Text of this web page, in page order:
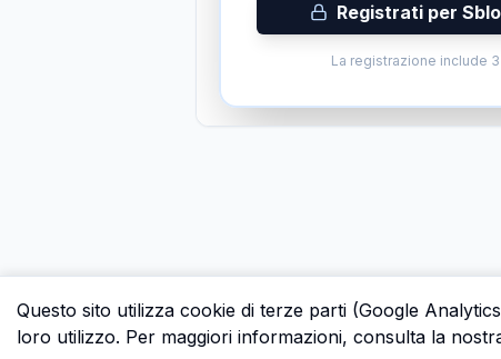
Registrati per
La registrazione include
Questo sito utilizza cookie di terze parti (Google
loro utilizzo. Per maggiori informazioni, consulta la